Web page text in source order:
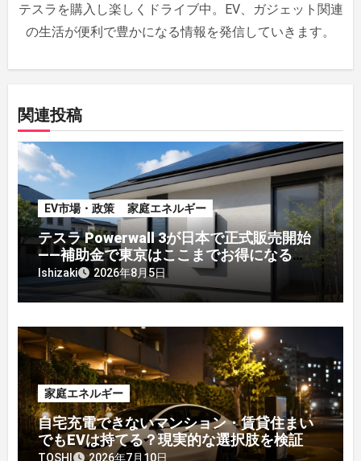
テスラを購入し楽しくドライブ中。EV、ガジェット関連
の生活が便利で豊かになる情報を発信していきます。
関連投稿
EV市場・政策 家庭エネルギー
テスラ Powerwall 3が日本で正式販売開始
——補助金で東京はここまでお得になる
【2026年8月最新】
Ishizaki 2026年8月5日
家庭エネルギー
自宅充電できないマンション・賃貸住まい
でもEVは持てる？現実的な選択肢を検証
TOSHI 2026年7月10日